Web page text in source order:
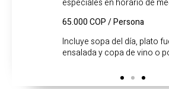
65.000 COP / Persona
Incluye sopa del día, plato
ensalada y copa de vino o